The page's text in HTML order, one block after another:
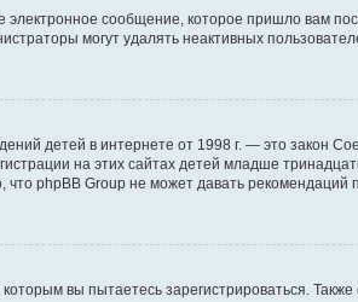
сообщение, которое пришло вам
могут удалять неактивных
детей в интернете от 1998 г. — это
на этих сайтах детей младше
phpBB Group не может давать
вы пытаетесь зарегистрироваться.